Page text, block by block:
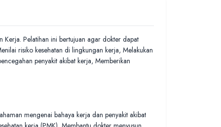
Kerja. Pelatihan ini bertujuan agar dokter dapat
risiko kesehatan di lingkungan kerja, Melakukan
penyakit akibat kerja, Memberikan
mengenai bahaya kerja dan penyakit akibat